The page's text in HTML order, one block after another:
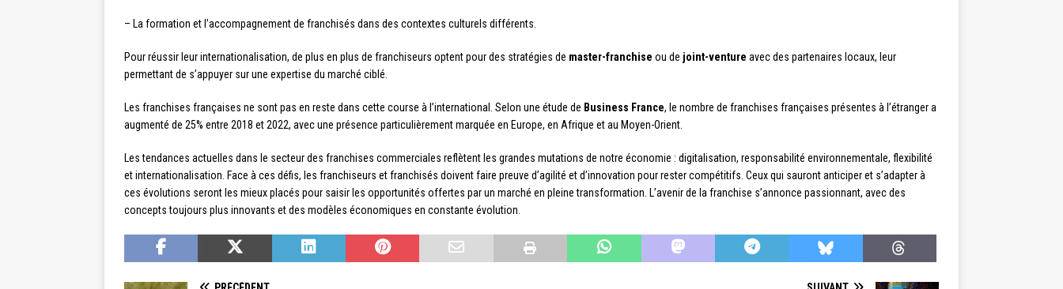
– La formation et l’accompagnement de franchisés dans des contextes culturels différents.
Pour réussir leur internationalisation, de plus en plus de franchiseurs optent pour des stratégies de master-franchise ou de joint-venture avec des partenaires locaux, leur
permettant de s’appuyer sur une expertise du marché ciblé.
Les franchises françaises ne sont pas en reste dans cette course à l’international. Selon une étude de Business France, le nombre de franchises françaises présentes à l’étranger a
augmenté de 25% entre 2018 et 2022, avec une présence particulièrement marquée en Europe, en Afrique et au Moyen-Orient.
Les tendances actuelles dans le secteur des franchises commerciales reflètent les grandes mutations de notre économie : digitalisation, responsabilité environnementale, flexibilité
et internationalisation. Face à ces défis, les franchiseurs et franchisés doivent faire preuve d’agilité et d’innovation pour rester compétitifs. Ceux qui sauront anticiper et s’adapter à
ces évolutions seront les mieux placés pour saisir les opportunités offertes par un marché en pleine transformation. L’avenir de la franchise s’annonce passionnant, avec des
concepts toujours plus innovants et des modèles économiques en constante évolution.